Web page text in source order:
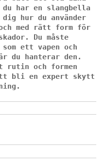
har en slangbella
hur du använder
med rätt form för
Du måste
ett vapen och
hanterar den.
och formen
bli en expert skytt